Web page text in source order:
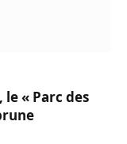
« Parc des